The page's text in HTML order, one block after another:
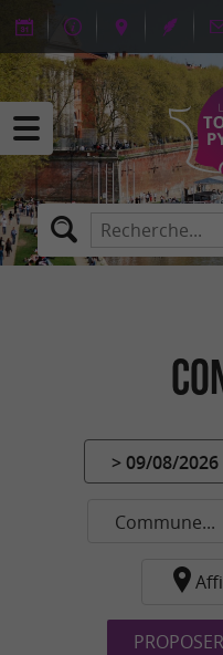
> 09/08/2026
Commune...